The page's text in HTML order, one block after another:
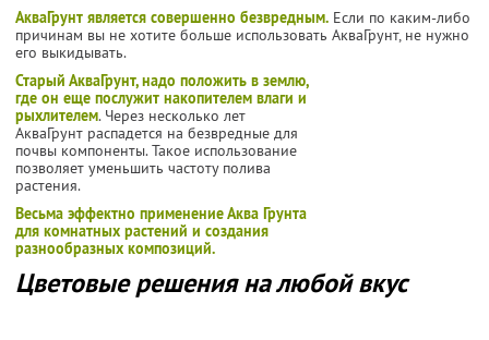
АкваГрунт является совершенно безвредным. Если по каким-либо
причинам вы не хотите больше использовать АкваГрунт, не нужно
его выкидывать.
Старый АкваГрунт, надо положить в землю,
где он еще послужит накопителем влаги и
рыхлителем. Через несколько лет
АкваГрунт распадется на безвредные для
почвы компоненты. Такое использование
позволяет уменьшить частоту полива
растения.
Весьма эффектно применение Аква Грунта
для комнатных растений и создания
разнообразных композиций.
Цветовые решения на любой вкус